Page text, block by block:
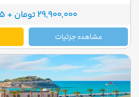
29,900,000 تومان + 315 دلار
مشاهده جزئیات